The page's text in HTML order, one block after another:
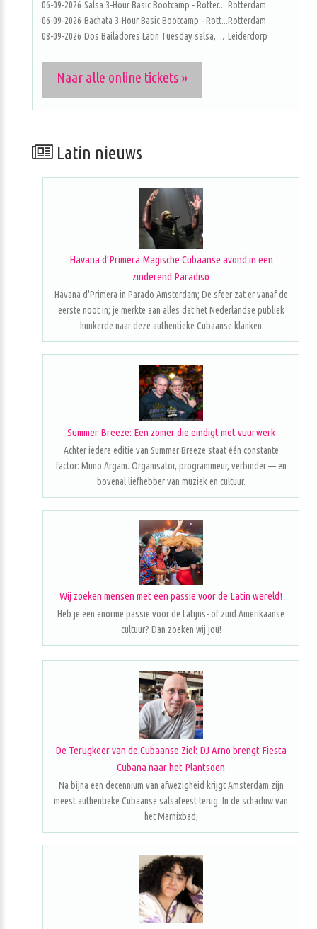
06-09-2026 Salsa 3-Hour Basic Bootcamp - Rotter... Rotterdam
06-09-2026 Bachata 3-Hour Basic Bootcamp - Rott...Rotterdam
08-09-2026 Dos Bailadores Latin Tuesday salsa, ... Leiderdorp
Naar alle online tickets »
Latin nieuws
Havana d'Primera Magische Cubaanse avond in een
zinderend Paradiso
Havana d'Primera in Parado Amsterdam; De sfeer zat er vanaf de
eerste noot in; je merkte aan alles dat het Nederlandse publiek
hunkerde naar deze authentieke Cubaanse klanken
Summer Breeze: Een zomer die eindigt met vuurwerk
Achter iedere editie van Summer Breeze staat één constante
factor: Mimo Argam. Organisator, programmeur, verbinder — en
bovenal liefhebber van muziek en cultuur.
Wij zoeken mensen met een passie voor de Latin wereld!
Heb je een enorme passie voor de Latijns- of zuid Amerikaanse
cultuur? Dan zoeken wij jou!
De Terugkeer van de Cubaanse Ziel: DJ Arno brengt Fiesta
Cubana naar het Plantsoen
Na bijna een decennium van afwezigheid krijgt Amsterdam zijn
meest authentieke Cubaanse salsafeest terug. In de schaduw van
het Marnixbad,